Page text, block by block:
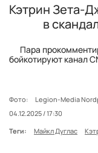
Кэтрин Зета-
в
Пара
бойкотируют канал
Фото:
Legion-Media
04.12.2025 / 17:30
Теги:
Майкл Дуглас